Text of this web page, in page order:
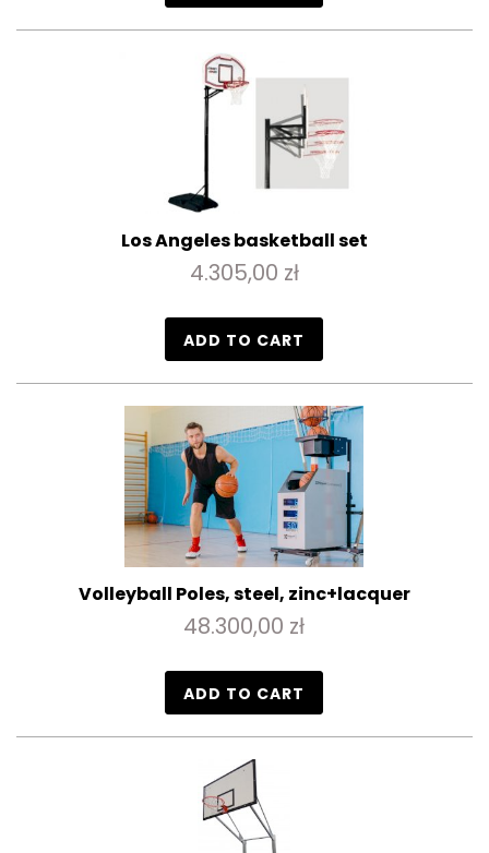
Los Angeles basketball set
4.305,00 zł
ADD TO CART
Volleyball Poles, steel, zinc+lacquer
48.300,00 zł
ADD TO CART